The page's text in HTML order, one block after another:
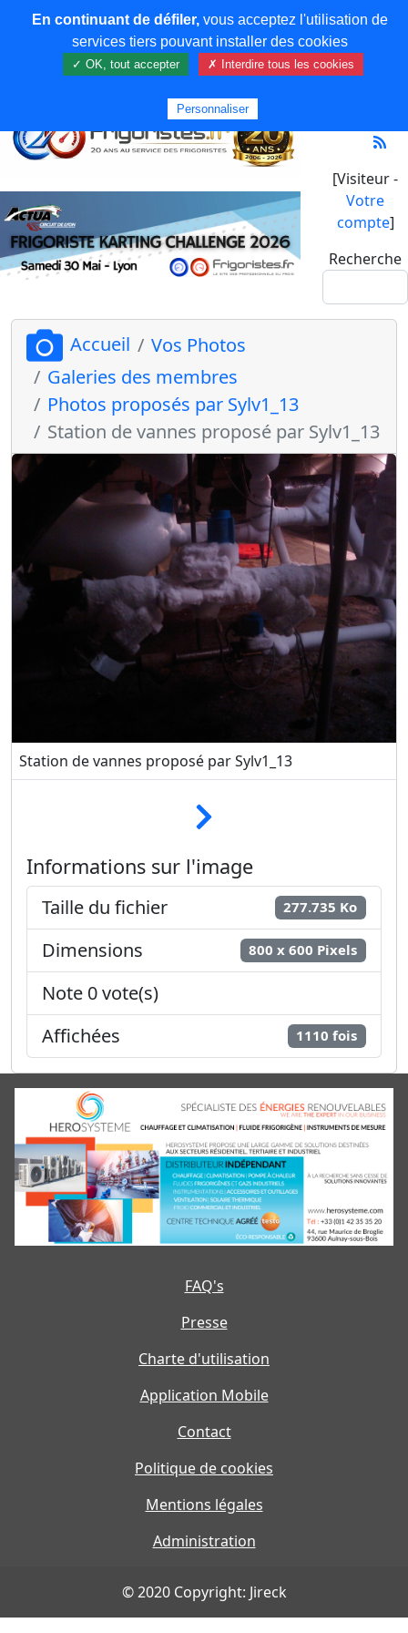
[Visiteur -
Votre
compte]
Recherche
Accueil
Vos Photos
Galeries des membres
Photos proposés par Sylv1_13
Station de vannes proposé par Sylv1_13
Station de vannes proposé par Sylv1_13
Informations sur l'image
Taille du fichier 277.735 Ko
Dimensions 800 x 600 Pixels
Note 0 vote(s)
Affichées
1110 fois
FAQ's
Presse
Charte d'utilisation
Application Mobile
Contact
Politique de cookies
Mentions légales
Administration
© 2020 Copyright: Jireck
En continuant de défiler,vous acceptez l'utilisation de
services tiers pouvant installer des cookies
✓ OK, tout accepter ✗ Interdire tous les cookies
Personnaliser